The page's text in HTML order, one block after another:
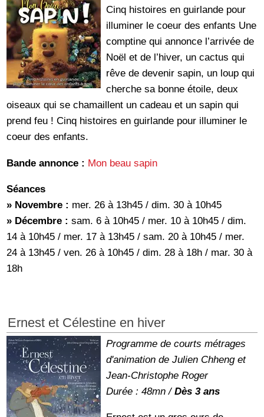
Cinq histoires en guirlande pour
illuminer le coeur des enfants Une
comptine qui annonce l’arrivée de
Noël et de l’hiver, un cactus qui
rêve de devenir sapin, un loup qui
cherche sa bonne étoile, deux
oiseaux qui se chamaillent un cadeau et un sapin qui
prend feu ! Cinq histoires en guirlande pour illuminer le
coeur des enfants.
Bande annonce : Mon beau sapin
Séances
» Novembre : mer. 26 à 13h45 / dim. 30 à 10h45
» Décembre :sam. 6 à 10h45 / mer. 10 à 10h45 / dim.
14 à 10h45 / mer. 17 à 13h45 / sam. 20 à 10h45 / mer.
24 à 13h45 / ven. 26 à 10h45 / dim. 28 à 18h / mar. 30 à
18h
Ernest et Célestine en hiver
Programme de courts métrages
d'animation de Julien Chheng et
Jean-Christophe Roger
Durée : 48mn /Dès 3 ans